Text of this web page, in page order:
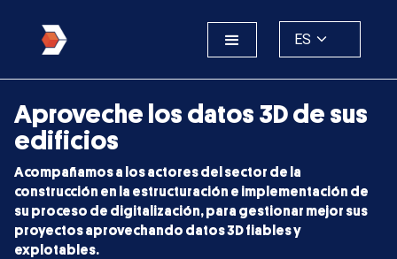
ES
Aproveche los datos 3D de sus
edificios
Acompañamos a los actores del sector de la
construcción en la estructuración e implementación de
su proceso de digitalización, para gestionar mejor sus
proyectos aprovechando datos 3D fiables y
explotables.